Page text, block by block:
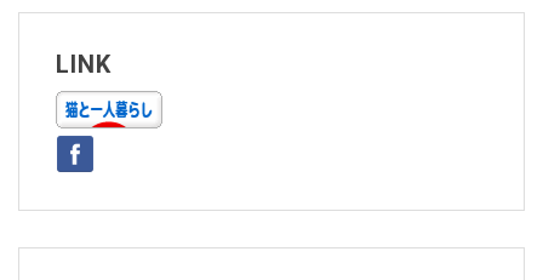
ビ
ゲ
ー
シ
ョ
ン
LINK